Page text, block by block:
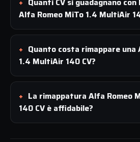
Alfa Romeo MiTo 1.4 MultiAir
Quanto costa rimappare una
1.4 MultiAir 140 CV?
La rimappatura Alfa Romeo
140 CV è affidabile?